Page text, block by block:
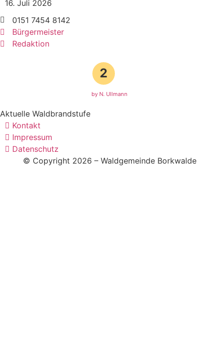
16. Juli 2026
0151 7454 8142
Bürgermeister
Redaktion
2
by N. Ullmann
Aktuelle Waldbrandstufe
Kontakt
Impressum
Datenschutz
© Copyright 2026 – Waldgemeinde Borkwalde